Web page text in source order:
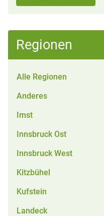
Regionen
Alle Regionen
Anderes
Imst
Innsbruck Ost
Innsbruck West
Kitzbühel
Kufstein
Landeck